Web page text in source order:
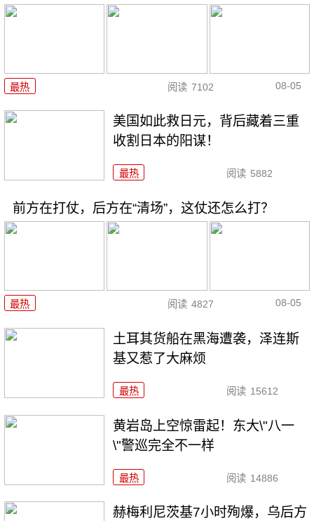
最热 阅读 7102 08-05
美国如此救日元，背后藏着三重
收割日本的阳谋！
最热 阅读 5882
前方在打仗，后方在“清场”，这仗还怎么打？
最热 阅读 4827 08-05
土耳其货船在黑海遭袭，泽连斯
基又惹了大麻烦
最热 阅读 15612
黄岩岛上空惊雷起！东大\"八一
\"警巡完全不一样
最热 阅读 14886
赫梅利尼茨基7小时殉爆，乌后方